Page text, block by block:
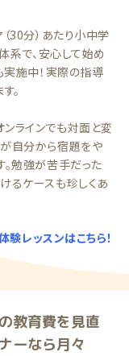
30分）あたり小中学
で、安心して始め
実施中！実際の指導
。
ラインでも対面と変
自分から宿題をや
。勉強が苦手だった
るケースも珍しくあ
レッスンはこちら！
教育費を見直
ーなら月々